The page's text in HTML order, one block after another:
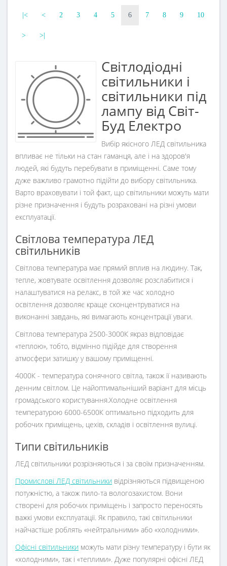
Напруга живлення
Пило-волого захист, IP
Розмір, мм
Пило-волого захист, IP
Клас енергоспоживання
A+
|< < 2 3 4 5 6 7 8 9 10
> >|
Світлодіодні
світильники і
світильники під
лампу від Світ-
Буд Електро
Вибір якісного ЛЕД світильника
впливає не тільки на стан гаманця, але і на здоров'я
людей, які будуть перебувати в приміщенні. Саме тому
дуже важливо грамотно підійти до вибору світильника.
Варто враховувати і той факт, що світильники можуть мати
різне призначення і будуть розраховані на різні умови
експлуатації.
Світлова температура ЛЕД
світильників
Світлова температура має прямий вплив на людину. Так,
тепле, жовтувате освітлення дозволяє розслабитися і
налаштуватися на релакс, в той же час холодно
освітлення дозволяє краще сконцентруватися на
виконанні завдань, які вимагають концентрації уваги.
Світлова температура 2500-3000К якраз відповідає
«теплою», тобто, відмінно підійде для створення
атмосфери затишку у вашому приміщенні.
4000К - температура сонячного світла, також її називають
денним світлом. Це найоптимальніший варіант для місць
громадського користування.Холодне освітлення
температурою 6000-6500К оптимально підходить для
робочих приміщень, цехів, складів і освітлення вулиці.
Типи світильників
ЛЕД світильники розрізняються і за своїм призначенням.
Промислові ЛЕД світильники відрізняються підвищеною
потужністю, а також пило-та вологозахистом. Вони
створені для робочих приміщень і запросто переносять
важкі умови експлуатації. Як правило, такі світильники
найчастіше роблять «нейтральними» або «холодними».
Офісні світильники можуть мати різну температуру і бути як
«холодними», так і «теплими». Дуже популярні офісні ЛЕД